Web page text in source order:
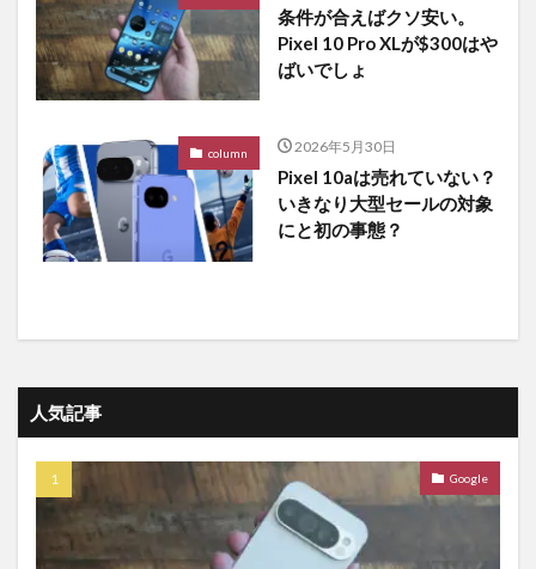
条件が合えばクソ安い。
Pixel 10 Pro XLが$300はや
ばいでしょ
column 2026年5月30日
Pixel 10aは売れていない？
いきなり大型セールの対象
にと初の事態？
人気記事
Google